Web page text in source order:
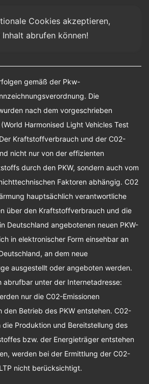
Cookies akzeptieren,
abrufen können!
gemäß der Pkw-
Die
nach dem vorgeschrieben
Harmonised Light Vehicles Test
Kraftstoffverbrauch und der C02-
nicht nur von der effizienten
durch den PKW, sondern auch vom
Faktoren abhängig. C02
hauptsächlich verantwortliche
über den Kraftstoffverbrauch und die
Deutschland angebotenen neuen PKW-
in elektronischer Form einsehbar an
an dem neue
ausgestellt oder angeboten werden.
abrufbar unter der Internetadresse:
nur die C02-Emissionen
den Betrieb des PKW entstehen. C02-
die Produktion und Bereitstellung des
bzw. der Energieträger entstehen
werden bei der Ermittlung der C02-
nicht berücksichtigt.